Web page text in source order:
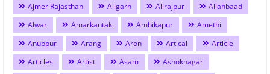
Ajmer Rajasthan
Aligarh Alirajpur
Allahbaad
Alwar
Amarkantak Ambikapur
Amethi
Anuppur
Arang Aron Artical
Article
Articles
Artist Asam
Ashoknagar